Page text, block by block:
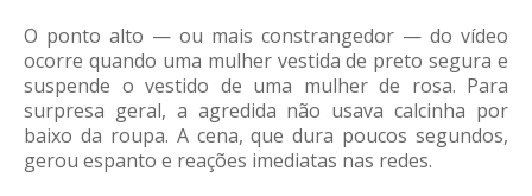
O ponto alto — ou mais constrangedor — do vídeo
ocorre quando uma mulher vestida de preto segura e
suspende o vestido de uma mulher de rosa. Para
surpresa geral, a agredida não usava calcinha por
baixo da roupa. A cena, que dura poucos segundos,
gerou espanto e reações imediatas nas redes.